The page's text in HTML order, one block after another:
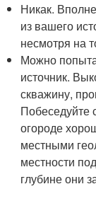
Никак.
из вашего
несмотря на
Можно
источник.
скважину,
Побеседуйте
огороде
местными
местности
глубине они